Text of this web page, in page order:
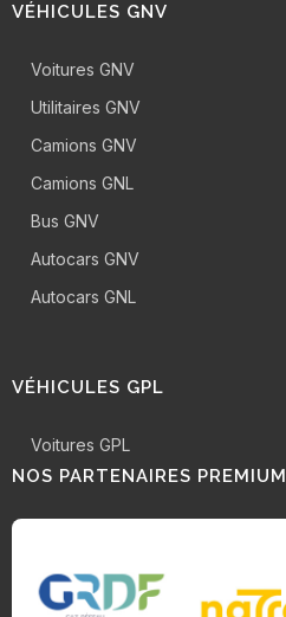
VÉHICULES GNV
Voitures GNV
Utilitaires GNV
Camions GNV
Camions GNL
Bus GNV
Autocars GNV
Autocars GNL
VÉHICULES GPL
Voitures GPL
NOS PARTENAIRES PREMIUM